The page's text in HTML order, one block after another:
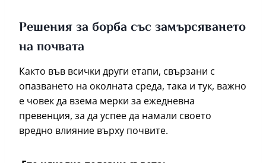
Решения за борба със замърсяването
на почвата
Както във всички други етапи, свързани с
опазването на околната среда, така и тук, важно
е човек да взема мерки за ежедневна
превенция, за да успее да намали своето
вредно влияние върху почвите.